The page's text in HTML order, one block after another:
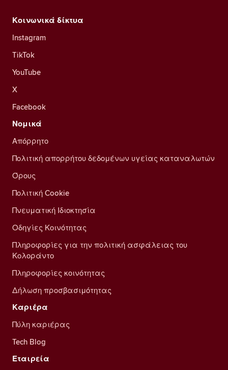
Κοινωνικά δίκτυα
Instagram
TikTok
YouTube
X
Facebook
Νομικά
Απόρρητο
Πολιτική απορρήτου δεδομένων υγείας καταναλωτών
Όρους
Πολιτική Cookie
Πνευματική Ιδιοκτησία
Οδηγίες Κοινότητας
Πληροφορίες για την πολιτική ασφάλειας του
Κολοράντο
Πληροφορίες κοινότητας
Δήλωση προσβασιμότητας
Καριέρα
Πύλη καριέρας
Tech Blog
Εταιρεία